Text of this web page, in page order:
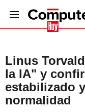
Linus
la IA" y
estabilizado
normalidad